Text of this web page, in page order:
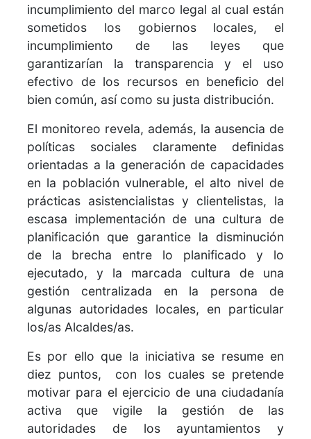
incumplimiento del marco legal al cual están
sometidos los gobiernos locales, el
incumplimiento de las leyes que
garantizarían la transparencia y el uso
efectivo de los recursos en beneficio del
bien común, así como su justa distribución.
El monitoreo revela, además, la ausencia de
políticas sociales claramente definidas
orientadas a la generación de capacidades
en la población vulnerable, el alto nivel de
prácticas asistencialistas y clientelistas, la
escasa implementación de una cultura de
planificación que garantice la disminución
de la brecha entre lo planificado y lo
ejecutado, y la marcada cultura de una
gestión centralizada en la persona de
algunas autoridades locales, en particular
los/as Alcaldes/as.
Es por ello que la iniciativa se resume en
diez puntos, con los cuales se pretende
motivar para el ejercicio de una ciudadanía
activa que vigile la gestión de las
autoridades de los ayuntamientos y